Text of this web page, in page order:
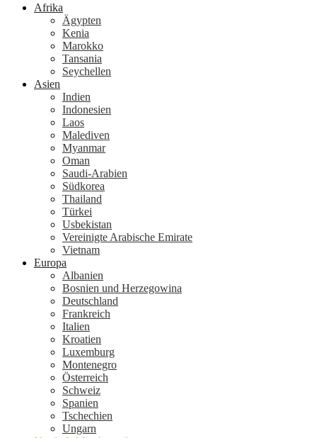
Afrika
Ägypten
Kenia
Marokko
Tansania
Seychellen
Asien
Indien
Indonesien
Laos
Malediven
Myanmar
Oman
Saudi-Arabien
Südkorea
Thailand
Türkei
Usbekistan
Vereinigte Arabische Emirate
Vietnam
Europa
Albanien
Bosnien und Herzegowina
Deutschland
Frankreich
Italien
Kroatien
Luxemburg
Montenegro
Österreich
Schweiz
Spanien
Tschechien
Ungarn